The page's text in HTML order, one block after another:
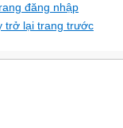
đăng nhập
trở lại trang trước